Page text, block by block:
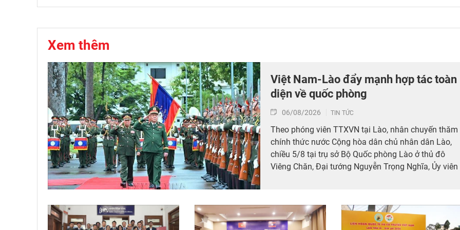
Xem thêm
Việt Nam-Lào đẩy mạnh hợp tác toàn
diện về quốc phòng
06/08/2026 TIN TỨC
Theo phóng viên TTXVN tại Lào, nhân chuyến thăm
chính thức nước Cộng hòa dân chủ nhân dân Lào,
chiều 5/8 tại trụ sở Bộ Quốc phòng Lào ở thủ đô
Viêng Chăn, Đại tướng Nguyễn Trọng Nghĩa, Ủy viên
cục Chính trị Quân đội nhân dân Việt Nam và Đoàn
cán bộ chính trị Quân đội nhân dân Việt Nam đã